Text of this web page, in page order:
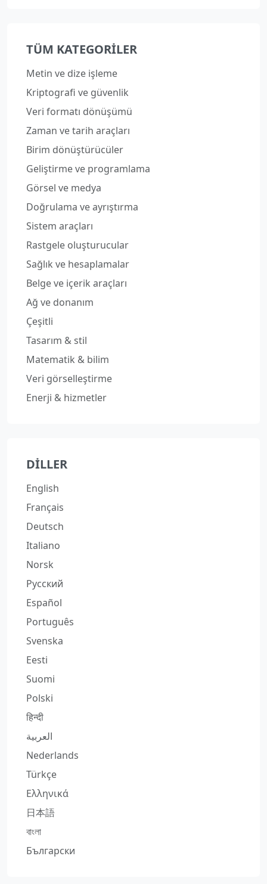
TÜM KATEGORILER
Metin ve dize işleme
Kriptografi ve güvenlik
Veri formatı dönüşümü
Zaman ve tarih araçları
Birim dönüştürücüler
Geliştirme ve programlama
Görsel ve medya
Doğrulama ve ayrıştırma
Sistem araçları
Rastgele oluşturucular
Sağlık ve hesaplamalar
Belge ve içerik araçları
Ağ ve donanım
Çeşitli
Tasarım & stil
Matematik & bilim
Veri görselleştirme
Enerji & hizmetler
DILLER
English
Français
Deutsch
Italiano
Norsk
Русский
Español
Português
Svenska
Eesti
Suomi
Polski
हिन्दी
العربية
Nederlands
Türkçe
Ελληνικά
日本語
বাংলা
Български